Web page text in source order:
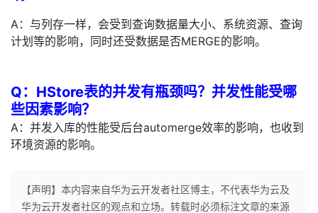
A：与列存一样，会受到查询数据量大小、系统资源、查询
计划等的影响，同时还受数据是否MERGE的影响。
Q：HStore表的并发有瓶颈吗？并发性能受哪
些因素影响？
A：并发入库的性能受后台automerge效率的影响，也收到
环境资源的影响。
【声明】本内容来自华为云开发者社区博主，不代表华为云及
华为云开发者社区的观点和立场。转载时必须标注文章的来源